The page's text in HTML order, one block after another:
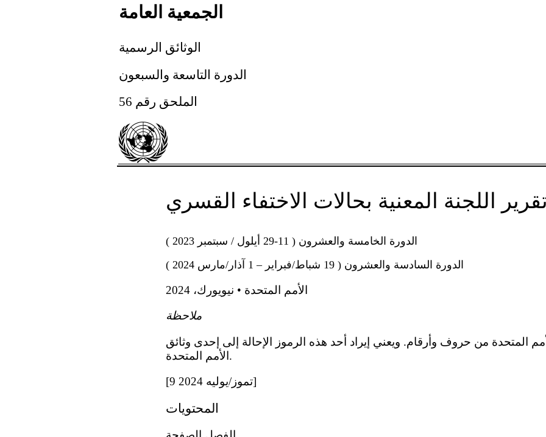
الجمعية العامة
الوثائق الرسمية
الدورة التاسعة والسبعون
الملحق رقم 56
اللجنة المعنية بحالات الاختفاء القسري
الدورة الخامسة والعشرون ( 11-29 أيلول / سبتمبر 2023 )
الدورة السادسة والعشرون ( 19 شباط/فبراير – 1 آذار/مارس 2024 )
الأمم المتحدة • نيويورك، 2024
ملاحظة
المتحدة من حروف وأرقام. ويعني إيراد أحد هذه الرموز الإحالة إلى إحدى وثائق
الأمم المتحدة.
[9 تموز/يوليه 2024]
المحتويات